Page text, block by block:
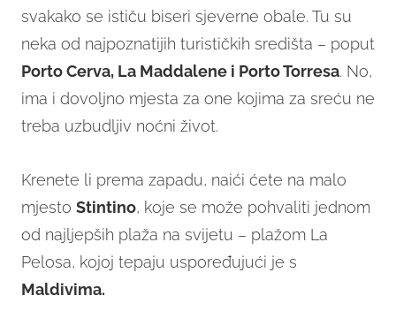
svakako se ističu biseri sjeverne obale. Tu su
neka od najpoznatijih turističkih središta – poput
Porto Cerva, La Maddalene i Porto Torresa. No,
ima i dovoljno mjesta za one kojima za sreću ne
treba uzbudljiv noćni život.
Krenete li prema zapadu, naići ćete na malo
mjesto Stintino, koje se može pohvaliti jednom
od najljepših plaža na svijetu – plažom La
Pelosa, kojoj tepaju uspoređujući je s
Maldivima.